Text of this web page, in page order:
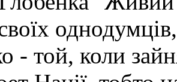
- той, коли